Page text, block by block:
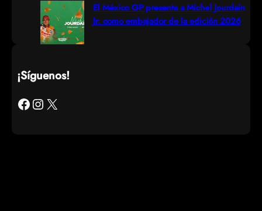
El México GP presenta a Michel Jourdain
Jr. como embajador de la edición 2026
¡Síguenos!
Facebook Instagram X